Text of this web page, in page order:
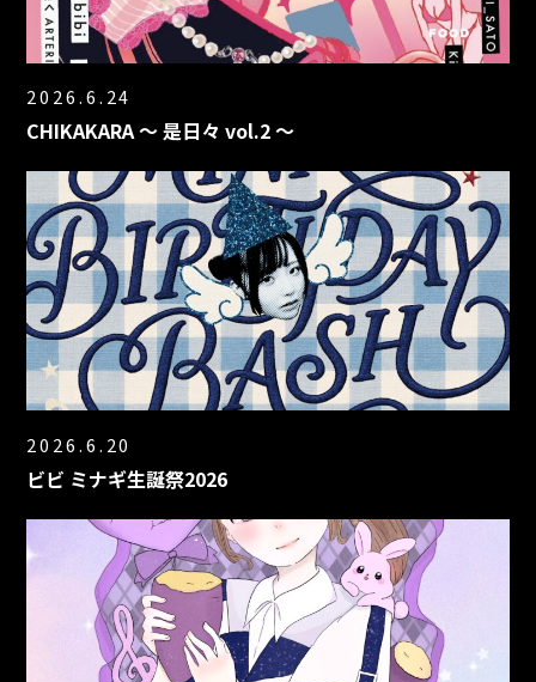
2026.6.24
CHIKAKARA 〜 是日々 vol.2 〜
2026.6.20
ビビ ミナギ生誕祭2026